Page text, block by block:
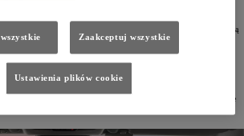
jezdne
się koncepcją „Tough and Agile” („mocny i zwinny”). Uwagę zwracają
reflektory połączone z klasycznym napisem TOYOTA. Wersję
pod kątem aerodynamiki. Zrezygnowano w niej z tradycyjnego grilla,
felgi aluminiowe. We wszystkich wersjach pojawił się stopień
oraz przeprojektowany próg boczny.
oferowana wyłącznie z podwójną kabiną – dotychczas był
będzie się charakteryzowało wyższą jakością wykończenia. Większy
deska rozdzielcza zaprojektowana w układzie horyzontalnym. Obejmuje
o przekątnej 12,3" oraz centralny ekran dotykowy systemu
Zaakceptuj wszystkie
Ustawienia plików cookie